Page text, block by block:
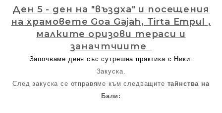
Ден 5 - ден на "въздха" и посещения
на храмовете Goa Gajah, Tirta Empul ,
малките оризови тераси и
заначтчиите
Започваме деня със сутрешна практика с Ники.
Закуска.
След закуска се отправяме към следващите тайнства на
Бали: